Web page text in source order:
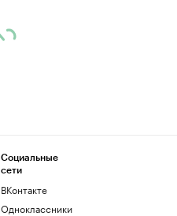
Социальные
сети
ВКонтакте
Одноклассники